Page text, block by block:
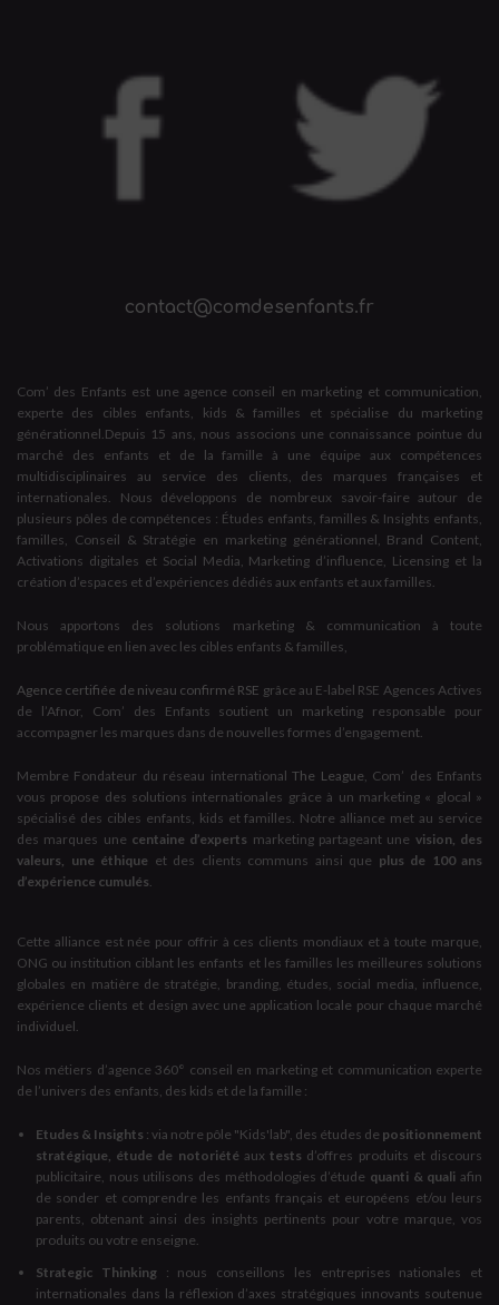
contact@comdesenfants.fr
Com’ des Enfants est une agence conseil en marketing et communication,
experte des cibles enfants, kids & familles et spécialise du marketing
générationnel.Depuis 15 ans, nous associons une connaissance pointue du
marché des enfants et de la famille à une équipe aux compétences
multidisciplinaires au service des clients, des marques françaises et
internationales. Nous développons de nombreux savoir-faire autour de
plusieurs pôles de compétences : Études enfants, familles & Insights enfants,
familles, Conseil & Stratégie en marketing générationnel, Brand Content,
Activations digitales et Social Media, Marketing d’influence, Licensing et la
création d’espaces et d’expériences dédiés aux enfants et aux familles.
Nous apportons des solutions marketing & communication à toute
problématique en lien avec les cibles enfants & familles,
Agence certifiée de niveau confirmé RSE grâce au E-label RSE Agences Actives
de l’Afnor, Com’ des Enfants soutient un marketing responsable pour
accompagner les marques dans de nouvelles formes d’engagement.
Membre Fondateur du réseau internationalThe League , Com’ des Enfants
vous propose des solutions internationales grâce à un marketing « glocal »
spécialisé des cibles enfants, kids et familles. Notre alliance met au service
des marques une centaine d’experts marketing partageant une vision, des
valeurs, une éthique et des clients communs ainsi que plus de 100 ans
d’expérience cumulés
Cette alliance est née pour offrir à ces clients mondiaux et à toute marque,
ONG ou institution ciblant les enfants et les familles les meilleures solutions
globales en matière de stratégie, branding, études, social media, influence,
expérience clients et design avec une application locale pour chaque marché
individuel.
Nos métiers d’agence 360° conseil en marketing et communication experte
de l’univers des enfants, des kids et de la famille :
Etudes & Insights : via notre pôle "Kids'lab", des études de positionnement
stratégique, étude de notoriété auxtests d’offres produits et discours
publicitaire, nous utilisons des méthodologies d’étude quanti & quali afin
de sonder et comprendre les enfants français et européens et/ou leurs
parents, obtenant ainsi des insights pertinents pour votre marque, vos
produits ou votre enseigne.
Strategic Thinking: nous conseillons les entreprises nationales et
internationales dans la réflexion d’axes stratégiques innovants soutenue